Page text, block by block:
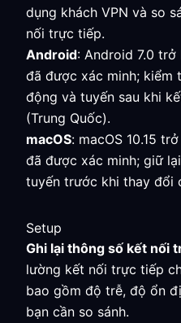
dụng khách VPN và so
nối trực tiếp.
Android: Android 7.0
đã được xác minh; kiểm
động và tuyến sau khi
(Trung Quốc).
macOS: macOS 10.15
đã được xác minh; giữ
tuyến trước khi thay đổi
Setup
Ghi lại thông số kết nối
lường kết nối trực tiếp
bao gồm độ trễ, độ ổn
bạn cần so sánh.